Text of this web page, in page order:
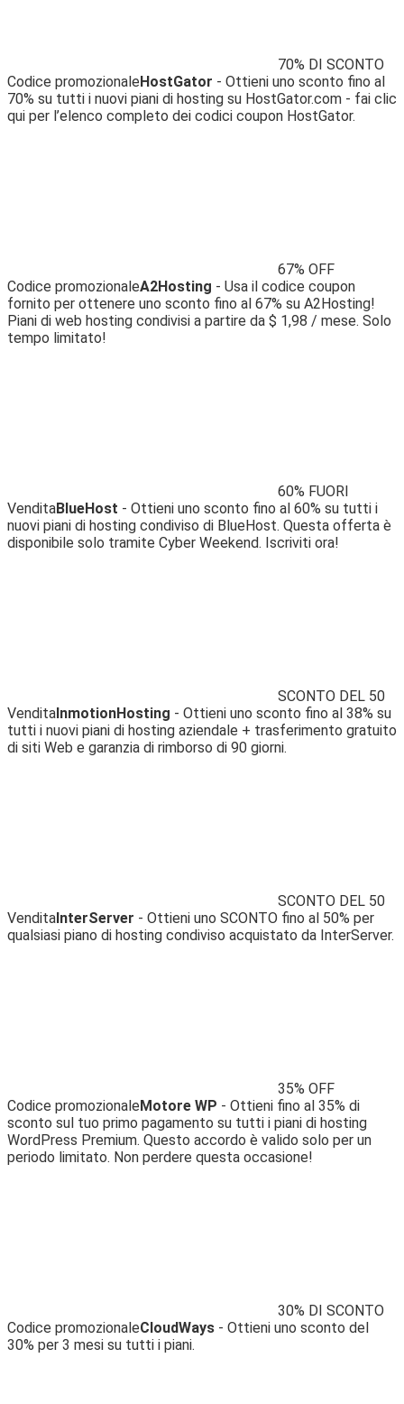
70% DI SCONTO
Codice promozionaleHostGator - Ottieni uno sconto fino al
70% su tutti i nuovi piani di hosting su HostGator.com - fai clic
qui per l’elenco completo dei codici coupon HostGator.
67% OFF
Codice promozionaleA2Hosting - Usa il codice coupon
fornito per ottenere uno sconto fino al 67% su A2Hosting!
Piani di web hosting condivisi a partire da $ 1,98 / mese. Solo
tempo limitato!
60% FUORI
VenditaBlueHost - Ottieni uno sconto fino al 60% su tutti i
nuovi piani di hosting condiviso di BlueHost. Questa offerta è
disponibile solo tramite Cyber ​​Weekend. Iscriviti ora!
SCONTO DEL 50
VenditaInmotionHosting - Ottieni uno sconto fino al 38% su
tutti i nuovi piani di hosting aziendale + trasferimento gratuito
di siti Web e garanzia di rimborso di 90 giorni.
SCONTO DEL 50
VenditaInterServer - Ottieni uno SCONTO fino al 50% per
qualsiasi piano di hosting condiviso acquistato da InterServer.
35% OFF
Codice promozionaleMotore WP - Ottieni fino al 35% di
sconto sul tuo primo pagamento su tutti i piani di hosting
WordPress Premium. Questo accordo è valido solo per un
periodo limitato. Non perdere questa occasione!
30% DI SCONTO
Codice promozionaleCloudWays - Ottieni uno sconto del
30% per 3 mesi su tutti i piani.